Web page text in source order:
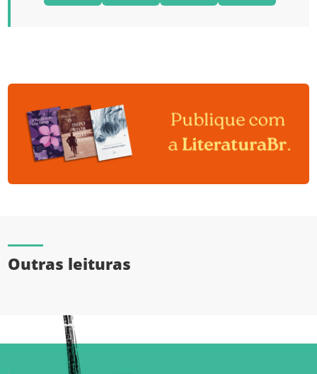
Outras leituras